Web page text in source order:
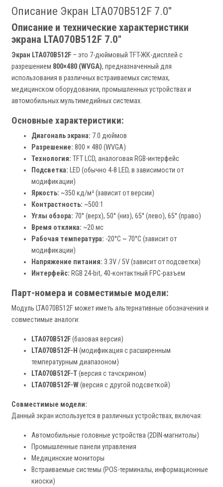
Описание Экран LTA070B512F 7.0"
Описание и технические характеристики
экрана LTA070B512F 7.0"
Экран LTA070B512F – это 7-дюймовый TFT-ЖК-дисплей с
разрешением 800×480 (WVGA), предназначенный для
использования в различных встраиваемых системах,
медицинском оборудовании, промышленных устройствах и
автомобильных мультимедийных системах.
Основные характеристики:
Диагональ экрана: 7.0 дюймов
Разрешение: 800 × 480 (WVGA)
Технология: TFT LCD, аналоговая RGB-интерфейс
Подсветка: LED (обычно 4-8 LED, в зависимости от
модификации)
Яркость: ~350 кд/м² (зависит от версии)
Контрастность: ~500:1
Углы обзора: 70° (верх), 50° (низ), 65° (лево), 65° (право)
Время отклика: ~20 мс
Рабочая температура: -20°C ~ 70°C (зависит от
модификации)
Напряжение питания: 3.3V / 5V (зависит от подсветки)
Интерфейс: RGB 24-bit, 40-контактный FPC-разъем
Парт-номера и совместимые модели:
Модуль LTA070B512F может иметь альтернативные обозначения и
совместимые аналоги:
LTA070B512F(базовая версия)
LTA070B512F-H (модификация с расширенным
температурным диапазоном)
LTA070B512F-T(версия с тачскрином)
LTA070B512F-W(версия с другой подсветкой)
Совместимые модели:
Данный экран используется в различных устройствах, включая:
Автомобильные головные устройства (2DIN-магнитолы)
Промышленные панели управления
Медицинские мониторы
Встраиваемые системы (POS-терминалы, информационные
киоски)